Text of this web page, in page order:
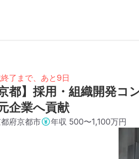
了まで、あと9日
京都】採用・組織開発
企業へ貢献
府京都市 年収 500〜1,100万円